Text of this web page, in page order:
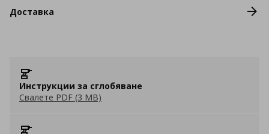
Доставка
Инструкции за сглобяване
Свалете PDF (3 MB)